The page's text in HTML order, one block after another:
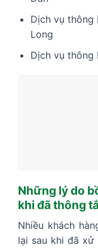
Dịch vụ thông
Long
Dịch vụ thông
Những lý do
khi đã thông
Nhiều khách
lại sau khi đã xử